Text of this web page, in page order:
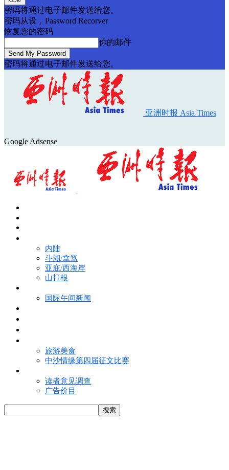
密码将通过电子邮件发送给您。
密码从设，Password Recorver
恢复您的密码
你的邮件
密码将通过电子邮件发送给您。
亚洲时报 Asia Times
Google Adsense
内陆
斗湖/拿笃
亚庇/西海岸
山打根
国际午间新闻
旅游美食
中沙情缘第四届征文比赛
读者意见调查
广告价目